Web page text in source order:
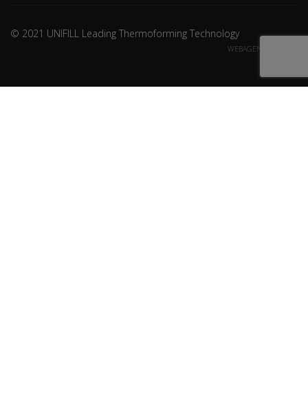
© 2021 UNIFILL Leading Thermoforming Technology
WEBAGENCY CREDITS